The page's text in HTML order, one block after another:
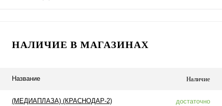
НАЛИЧИЕ В МАГАЗИНАХ
Название Наличие
(МЕДИАПЛАЗА) (КРАСНОДАР-2) достаточно